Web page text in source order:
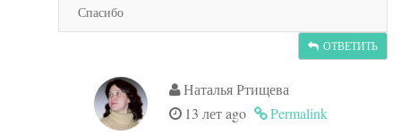
Спасибо
ОТВЕТИТЬ
Наталья Ртищева
13 лет ago
Permalink